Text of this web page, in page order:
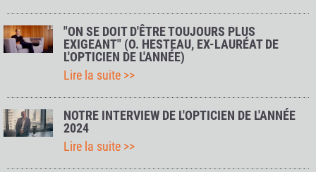
"ON SE DOIT D'ÊTRE TOUJOURS PLUS
EXIGEANT" (O. HESTEAU, EX-LAURÉAT DE
L'OPTICIEN DE L'ANNÉE)
Lire la suite >>
NOTRE INTERVIEW DE L'OPTICIEN DE L'ANNÉE
2024
Lire la suite >>